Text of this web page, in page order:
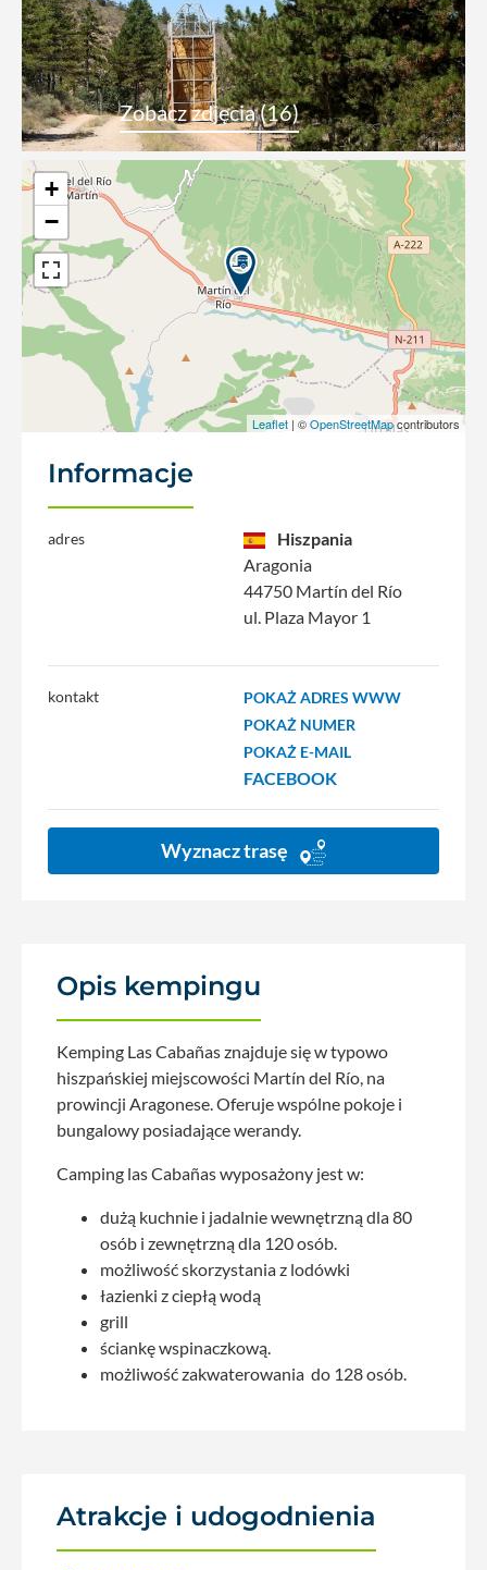
Zobacz zdjęcia (16)
+
−
Leaflet | ©OpenStreetMapcontributors
Informacje
adres
Hiszpania
Aragonia
44750 Martín del Río
ul. Plaza Mayor 1
kontakt
POKAŻ ADRES WWW
POKAŻ NUMER
POKAŻ E-MAIL
FACEBOOK
Wyznacz trasę
Opis kempingu
Kemping Las Cabañas znajduje się w typowo
hiszpańskiej miejscowości Martín del Río, na
prowincji Aragonese. Oferuje wspólne pokoje i
bungalowy posiadające werandy.
Camping las Cabañas wyposażony jest w:
dużą kuchnie i jadalnie wewnętrzną dla 80
osób i zewnętrzną dla 120 osób.
możliwość skorzystania z lodówki
łazienki z ciepłą wodą
grill
ściankę wspinaczkową.
możliwość zakwaterowania do 128 osób.
Atrakcje i udogodnienia